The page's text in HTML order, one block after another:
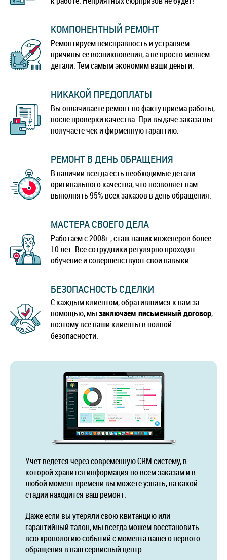
КОМПОНЕНТНЫЙ РЕМОНТ
Ремонтируем неисправность и устраняем
причины ее возникновения, а не просто меняем
детали. Тем самым экономим ваши деньги.
НИКАКОЙ ПРЕДОПЛАТЫ
Вы оплачиваете ремонт по факту приема работы,
после проверки качества. При выдаче заказа вы
получаете чек и фирменную гарантию.
РЕМОНТ В ДЕНЬ ОБРАЩЕНИЯ
В наличии всегда есть необходимые детали
оригинального качества, что позволяет нам
выполнять 95% всех заказов в день обращения.
МАСТЕРА СВОЕГО ДЕЛА
Работаем с 2008г., стаж наших инженеров более
10 лет. Все сотрудники регулярно проходят
обучение и совершенствуют свои навыки.
БЕЗОПАСНОСТЬ СДЕЛКИ
С каждым клиентом, обратившимся к нам за
помощью, мызаключаем письменный договор,
поэтому все наши клиенты в полной
безопасности.
Учет ведется через современную CRM систему, в
которой хранится информация по всем заказам и в
любой момент времени вы можете узнать, на какой
стадии находится ваш ремонт.
Даже если вы утеряли свою квитанцию или
гарантийный талон, мы всегда можем восстановить
всю хронологию событий с момента вашего первого
обращения в наш сервисный центр.